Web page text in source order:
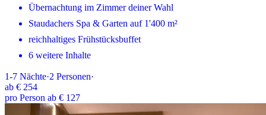
Übernachtung im Zimmer deiner Wahl
Staudachers Spa & Garten auf 1'400 m²
reichhaltiges Frühstücksbuffet
6 weitere Inhalte
1-7 Nächte·2 Personen·
ab € 254
pro Person ab € 127